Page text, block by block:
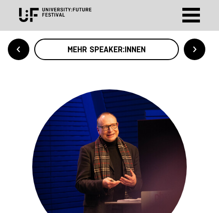
MEHR SPEAKER:INNEN